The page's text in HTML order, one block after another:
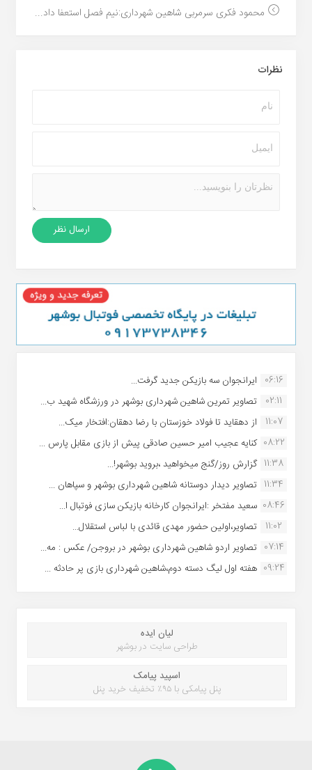
محمود فکری سرمربی شاهین شهرداری:نیم فصل استعفا داد...
نظرات
06:16 ایرانجوان سه بازیکن جدید گرفت...
02:11
تصاویر تمرین شاهین شهردارى بوشهر در ورزشگاه شهید ب...
11:07
از دهقاید تا فولاد خوزستان با رضا دهقان:افتخار میک...
08:22 کنایه عجیب امیر حسین صادقی پیش از بازی مقابل پارس ...
11:38 گزارش روز/گنج میخواهید ،بروید بوشهر!...
11:34 تصاویر دیدار دوستانه شاهین شهردارى بوشهر و سپاهان ...
08:46 سعید مفتخر :ایرانجوان کارخانه بازیکن سازی فوتبال ا...
11:02
تصاویر،اولین حضور مهدی قائدی با لباس استقلال...
07:14 تصاویر اردو شاهین شهرداری بوشهر در بروجن/ عکس : مه...
09:24 هفته اول لیگ دسته دوم،شاهین شهرداری بازی پر حادثه ...
لیان ایده
طراحی سایت در بوشهر
اسپید پیامک
پنل پیامکی با ۹۵٪ تخفیف خرید پنل